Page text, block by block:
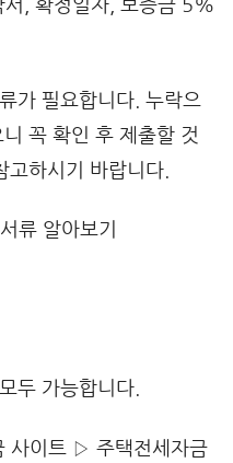
서, 확정일자, 보증금 5%
가 필요합니다. 누락으
꼭 확인 후 제출할 것
하시기 바랍니다.
두 가능합니다.
사이트 ▷ 주택전세자금